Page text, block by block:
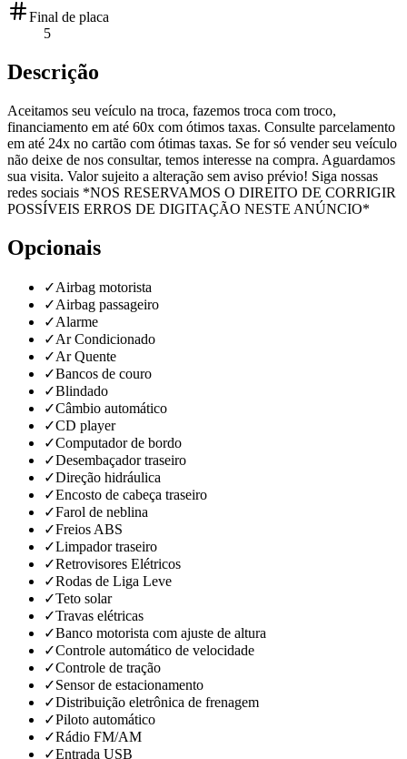
Final de placa
5
Descrição
Aceitamos seu veículo na troca, fazemos troca com troco,
financiamento em até 60x com ótimos taxas. Consulte parcelamento
em até 24x no cartão com ótimas taxas. Se for só vender seu veículo
não deixe de nos consultar, temos interesse na compra. Aguardamos
sua visita. Valor sujeito a alteração sem aviso prévio! Siga nossas
redes sociais *NOS RESERVAMOS O DIREITO DE CORRIGIR
POSSÍVEIS ERROS DE DIGITAÇÃO NESTE ANÚNCIO*
Opcionais
✓Airbag motorista
✓Airbag passageiro
✓Alarme
✓Ar Condicionado
✓Ar Quente
✓Bancos de couro
✓Blindado
✓Câmbio automático
✓CD player
✓Computador de bordo
✓Desembaçador traseiro
✓Direção hidráulica
✓Encosto de cabeça traseiro
✓Farol de neblina
✓Freios ABS
✓Limpador traseiro
✓Retrovisores Elétricos
✓Rodas de Liga Leve
✓Teto solar
✓Travas elétricas
✓Banco motorista com ajuste de altura
✓Controle automático de velocidade
✓Controle de tração
✓Sensor de estacionamento
✓Distribuição eletrônica de frenagem
✓Piloto automático
✓Rádio FM/AM
✓Entrada USB